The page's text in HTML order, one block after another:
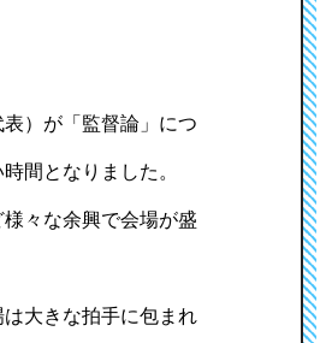
）が「監督論」につ
間となりました。
々な余興で会場が盛
大きな拍手に包まれ